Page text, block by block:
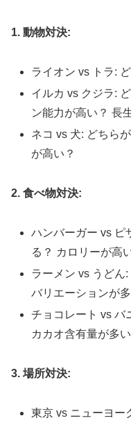
1. 動物対決:
ライオン vs トラ:
イルカ vs クジラ:
ン能力が高い？ 長
ネコ vs 犬: どちら
が高い？
2. 食べ物対決:
ハンバーガー vs ピ
る？ カロリーが高
ラーメン vs うどん
バリエーションが
チョコレート vs バ
カカオ含有量が多
3. 場所対決:
東京 vs ニューヨー